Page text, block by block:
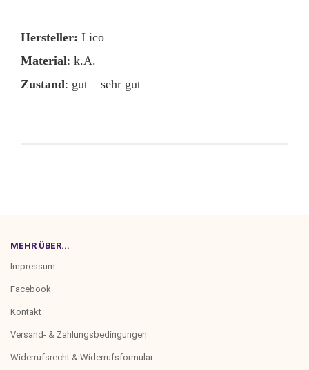
Hersteller: Lico
Material: k.A.
Zustand: gut – sehr gut
MEHR ÜBER...
Impressum
Facebook
Kontakt
Versand- & Zahlungsbedingungen
Widerrufsrecht & Widerrufsformular